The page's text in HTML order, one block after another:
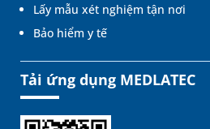
Lấy mẫu xét nghiệm tận nơi
Bảo hiểm y tế
Tải ứng dụng MEDLATEC